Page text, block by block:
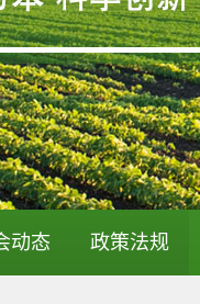
动态 政策法规